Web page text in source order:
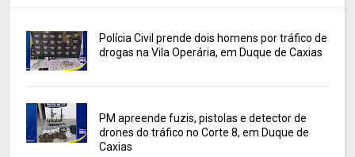
Polícia Civil prende dois homens por tráfico de
drogas na Vila Operária, em Duque de Caxias
PM apreende fuzis, pistolas e detector de
drones do tráfico no Corte 8, em Duque de
Caxias